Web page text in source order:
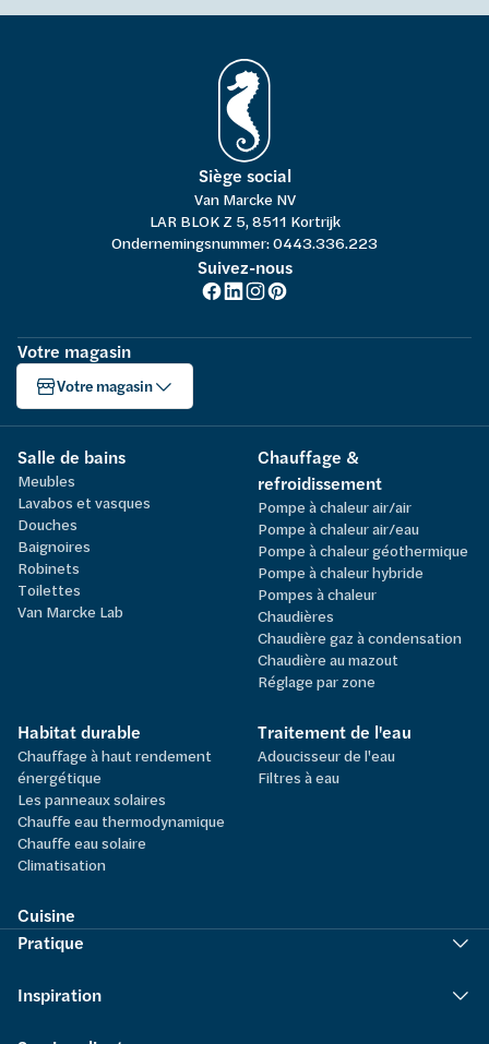
Siège social
Van Marcke NV
LAR BLOK Z 5, 8511 Kortrijk
Ondernemingsnummer: 0443.336.223
Suivez-nous
Votre magasin
Votre magasin
Salle de bains
Meubles
Lavabos et vasques
Douches
Baignoires
Robinets
Toilettes
Van Marcke Lab
Chauffage &
refroidissement
Pompe à chaleur air/air
Pompe à chaleur air/eau
Pompe à chaleur géothermique
Pompe à chaleur hybride
Pompes à chaleur
Chaudières
Chaudière gaz à condensation
Chaudière au mazout
Réglage par zone
Habitat durable
Chauffage à haut rendement
énergétique
Les panneaux solaires
Chauffe eau thermodynamique
Chauffe eau solaire
Climatisation
Traitement de l'eau
Adoucisseur de l'eau
Filtres à eau
Cuisine
Pratique
Inspiration